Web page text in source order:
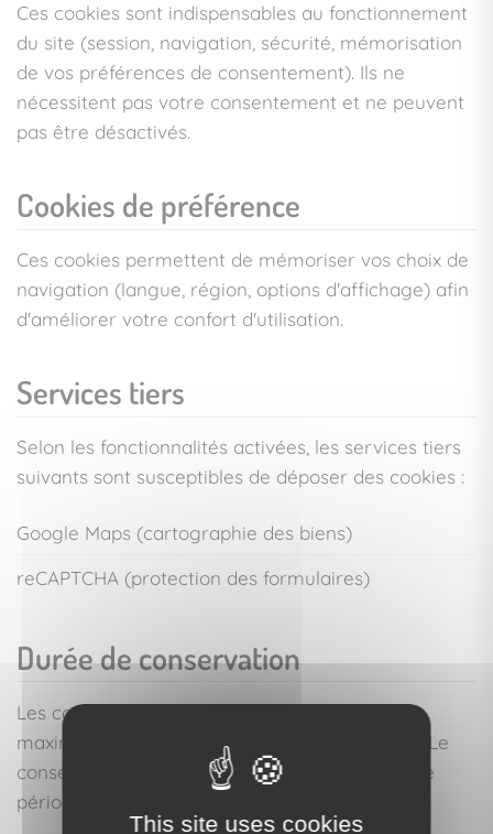
Ces cookies sont indispensables au fonctionnement
du site (session, navigation, sécurité, mémorisation
de vos préférences de consentement). Ils ne
nécessitent pas votre consentement et ne peuvent
pas être désactivés.
Cookies de préférence
Ces cookies permettent de mémoriser vos choix de
navigation (langue, région, options d'affichage) afin
d'améliorer votre confort d'utilisation.
Services tiers
Selon les fonctionnalités activées, les services tiers
suivants sont susceptibles de déposer des cookies :
Google Maps (cartographie des biens)
reCAPTCHA (protection des formulaires)
Durée de conservation
Les cookies sont conservés pour une durée
maximale de 13 mois à compter de leur dépôt. Le
consentement est redemandé à l'issue de cette
période.
This site uses cookies